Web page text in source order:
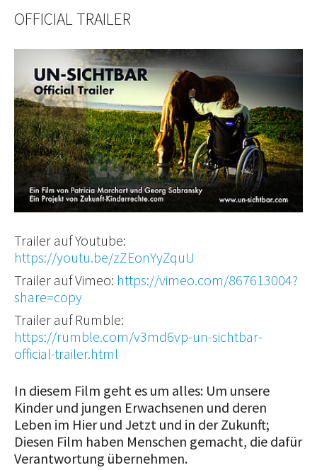
OFFICIAL TRAILER
Trailer auf Youtube:
https://youtu.be/zZEonYyZquU
Trailer auf Vimeo: https://vimeo.com/867613004?
share=copy
Trailer auf Rumble:
https://rumble.com/v3md6vp-un-sichtbar-
official-trailer.html
In diesem Film geht es um alles: Um unsere
Kinder und jungen Erwachsenen und deren
Leben im Hier und Jetzt und in der Zukunft;
Diesen Film haben Menschen gemacht, die dafür
Verantwortung übernehmen.